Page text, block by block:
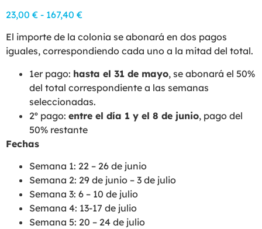
23,00 € - 167,40 €
El importe de la colonia se abonará en dos pagos
iguales, correspondiendo cada uno a la mitad del total.
1er pago: hasta el 31 de mayo, se abonará el 50%
del total correspondiente a las semanas
seleccionadas.
2º pago: entre el día 1 y el 8 de junio, pago del
50% restante
Fechas
Semana 1: 22 – 26 de junio
Semana 2: 29 de junio – 3 de julio
Semana 3: 6 – 10 de julio
Semana 4: 13-17 de julio
Semana 5: 20 – 24 de julio